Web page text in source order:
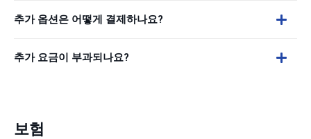
추가 옵션은 어떻게 결제하나요?
추가 요금이 부과되나요?
보험